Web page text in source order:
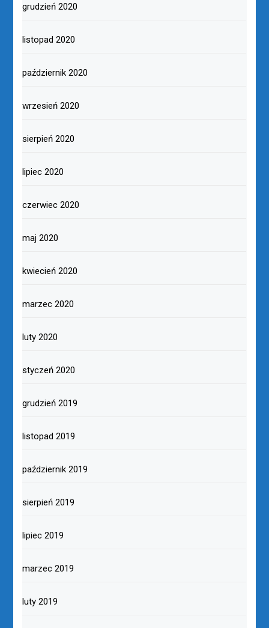
grudzień 2020
listopad 2020
październik 2020
wrzesień 2020
sierpień 2020
lipiec 2020
czerwiec 2020
maj 2020
kwiecień 2020
marzec 2020
luty 2020
styczeń 2020
grudzień 2019
listopad 2019
październik 2019
sierpień 2019
lipiec 2019
marzec 2019
luty 2019